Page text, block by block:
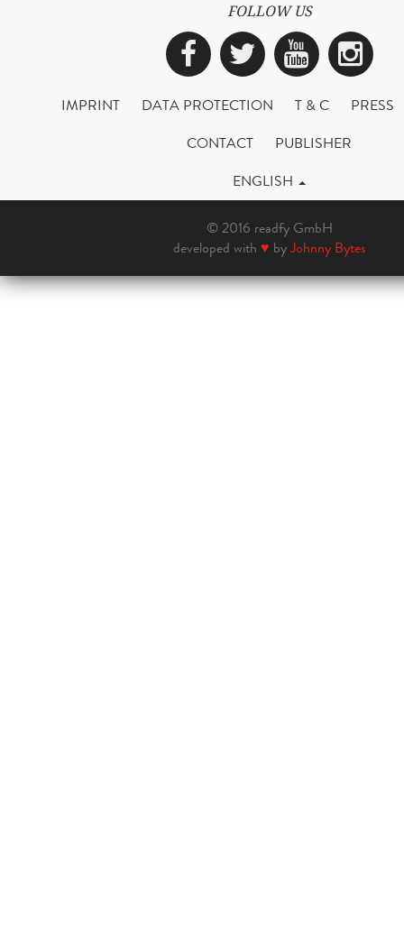
FOLLOW US
Facebook
Twitter
IMPRINT DATA PROTECTION T & C
PRESS
CONTACT
PUBLISHER
ENGLISH
© 2016 readfy GmbH
developed with ♥ byJohnny Bytes